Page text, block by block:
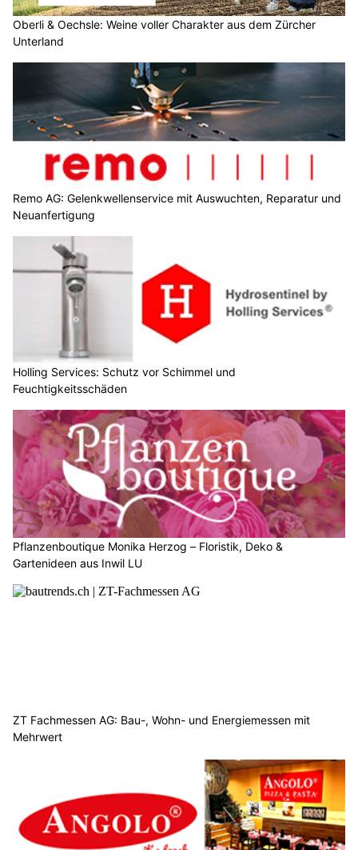
Oberli & Oechsle: Weine voller Charakter aus dem Zürcher
Unterland
Remo AG: Gelenkwellenservice mit Auswuchten, Reparatur und
Neuanfertigung
Holling Services: Schutz vor Schimmel und
Feuchtigkeitsschäden
Pflanzenboutique Monika Herzog – Floristik, Deko &
Gartenideen aus Inwil LU
ZT Fachmessen AG: Bau-, Wohn- und Energiemessen mit
Mehrwert